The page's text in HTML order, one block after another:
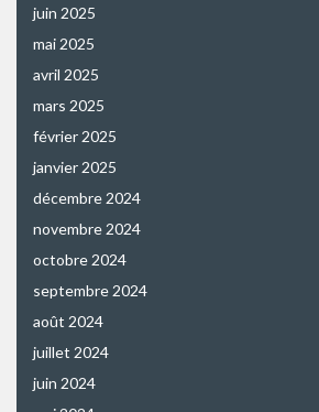
juin 2025
mai 2025
avril 2025
mars 2025
février 2025
janvier 2025
décembre 2024
novembre 2024
octobre 2024
septembre 2024
août 2024
juillet 2024
juin 2024